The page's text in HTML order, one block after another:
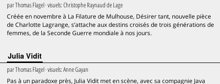
parThomas Flagel· visuels:Christophe Raynaud de Lage
Créée en novembre à La Filature de Mulhouse, Désirer tant, nouvelle pièce
de Charlotte Lagrange, s’attache aux destins croisés de trois générations de
femmes, de la Seconde Guerre mondiale à nos jours.
Julia Vidit
parThomas Flagel· visuels:Anne Gayan
Pas à un paradoxe près, Julia Vidit met en scène, avec sa compagnie Java